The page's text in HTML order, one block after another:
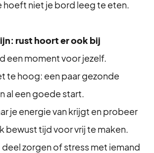
hoeft niet je bord leeg te eten.
rust hoort er ook bij
een moment voor jezelf.
te hoog: een paar gezonde
al een goede start.
je energie van krijgt en probeer
bewust tijd voor vrij te maken.
deel zorgen of stress met iemand